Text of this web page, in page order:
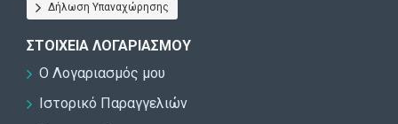
Δήλωση Υπαναχώρησης
ΣΤΟΙΧΕΊΑ ΛΟΓΑΡΙΑΣΜΟΎ
Ο Λογαριασμός μου
Ιστορικό Παραγγελιών